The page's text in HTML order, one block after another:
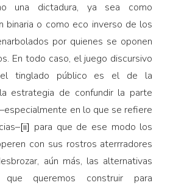
una dictadura, ya sea como
binaria o como eco inverso de los
por quienes se oponen
En todo caso, el juego discursivo
tinglado público es el de la
estrategia de confundir la parte
en lo que se refiere
[ii] para que de ese modo los
con sus rostros aterrradores
aún más, las alternativas
queremos construir para